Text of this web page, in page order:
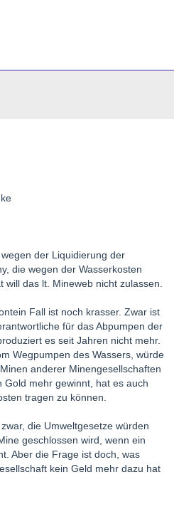
der Liquidierung der
die wegen der Wasserkosten
will das lt. Mineweb nicht zulassen.
Fall ist noch krasser. Zwar ist
für das Abpumpen der
es seit Jahren nicht mehr.
Wegpumpen des Wassers, würde
anderer Minengesellschaften
mehr gewinnt, hat es auch
tragen zu können.
die Umweltgesetze würden
geschlossen wird, wenn ein
Aber die Frage ist doch, was
kein Geld mehr dazu hat